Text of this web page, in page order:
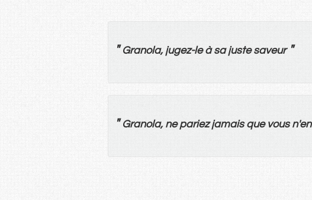
"Granola, jugez-le à sa juste saveur "
"Granola, ne pariez jamais que vousn'en